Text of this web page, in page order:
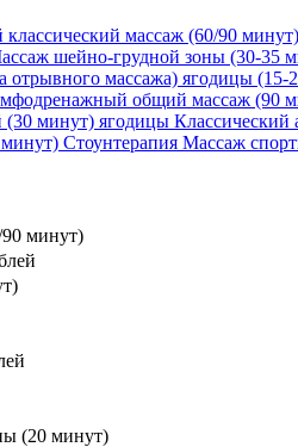
массаж (60/90 минут)
шейно-грудной зоны (30-35
отрывного массажа) ягодицы (15-
общий массаж (90
(30 минут) ягодицы
Стоунтерапия Массаж
минут)
(20 минут)